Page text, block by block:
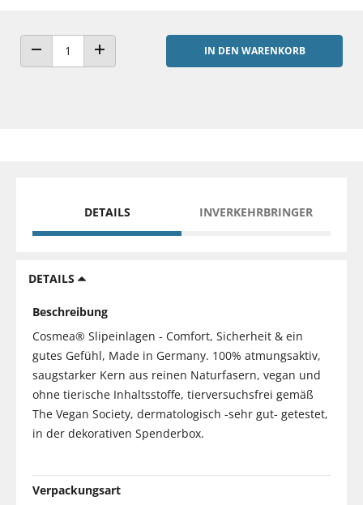
ANZAHL VERRINGERNANZAHL ERHÖHEN
IN DEN WARENKORB
DETAILS INVERKEHRBRINGER
DETAILS
Beschreibung
Cosmea® Slipeinlagen - Comfort, Sicherheit & ein
gutes Gefühl, Made in Germany. 100% atmungsaktiv,
saugstarker Kern aus reinen Naturfasern, vegan und
ohne tierische Inhaltsstoffe, tierversuchsfrei gemäß
The Vegan Society, dermatologisch -sehr gut- getestet,
in der dekorativen Spenderbox.
Verpackungsart